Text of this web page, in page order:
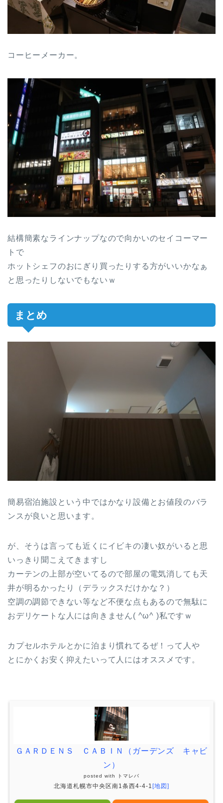
コーヒーメーカー。
結構簡素なラインナップなので向かいのセイコーマー
トで
ホットシェフのおにぎり買ったりする方がいいかなぁ
と思ったりしないでもないｗ
まとめ
簡易宿泊施設という中ではかなり設備とお値段のバラ
ンスが良いと思います。
が、そうは言っても近くにイビキの凄い奴がいると思
いっきり聞こえてきますし
カーテンの上部が空いてるので部屋の電気消しても天
井が明るかったり（デラックスだけかな？）
空調の調節できない等など不便な点もあるので無駄に
おデリケートな人には向きません( ^ω^ )私ですｗ
カプセルホテルとかに泊まり慣れてるぜ！って人や
とにかくお安く抑えたいって人にはオススメです。
ＧＡＲＤＥＮＳ ＣＡＢＩＮ（ガーデンズ キャビ
ン）
posted with トマレバ
北海道札幌市中央区南1条西4-4-1 [地図]